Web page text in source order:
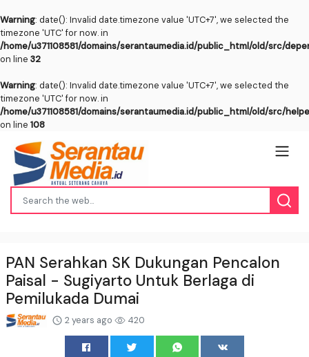
Warning: date(): Invalid date.timezone value 'UTC+7', we selected the
timezone 'UTC' for now. in
/home/u371108581/domains/serantaumedia.id/public_html/old/src/
on line 32
Warning: date(): Invalid date.timezone value 'UTC+7', we selected the
timezone 'UTC' for now. in
/home/u371108581/domains/serantaumedia.id/public_html/old/src/
on line 108
PAN Serahkan SK Dukungan Pencalon
Paisal - Sugiyarto Untuk Berlaga di
Pemilukada Dumai
2 years ago 420